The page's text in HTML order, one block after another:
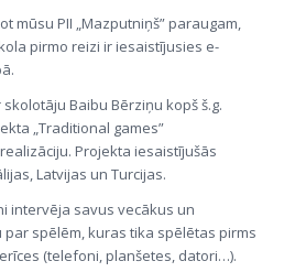
mūsu PII „Mazputniņš” paraugam,
pirmo reizi ir iesaistījusies e-
Baibu Bērziņu kopš š.g.
„Traditional games”
Projekta iesaistījušās
Latvijas un Turcijas.
intervēja savus vecākus un
spēlēm, kuras tika spēlētas pirms
(telefoni, planšetes, datori…).